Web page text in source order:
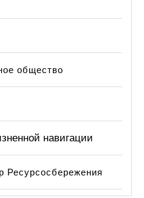
общество
навигации
Ресурсосбережения